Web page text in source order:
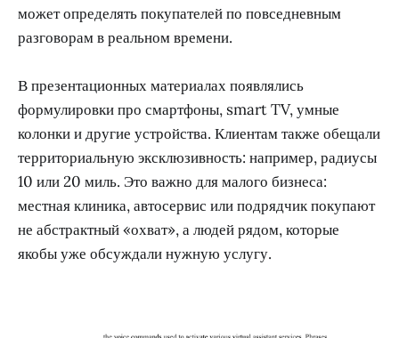
может определять покупателей по повседневным
разговорам в реальном времени.
В презентационных материалах появлялись
формулировки про смартфоны, smart TV, умные
колонки и другие устройства. Клиентам также обещали
территориальную эксклюзивность: например, радиусы
10 или 20 миль. Это важно для малого бизнеса:
местная клиника, автосервис или подрядчик покупают
не абстрактный «охват», а людей рядом, которые
якобы уже обсуждали нужную услугу.